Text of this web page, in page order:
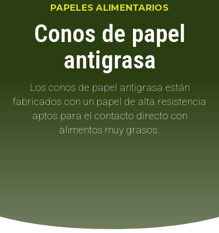
PAPELES ALIMENTARIOS
Conos de papel
antigrasa
Los conos de papel antigrasa están
fabricados con un papel de alta resistencia
aptos para el contacto directo con
alimentos muy grasos.